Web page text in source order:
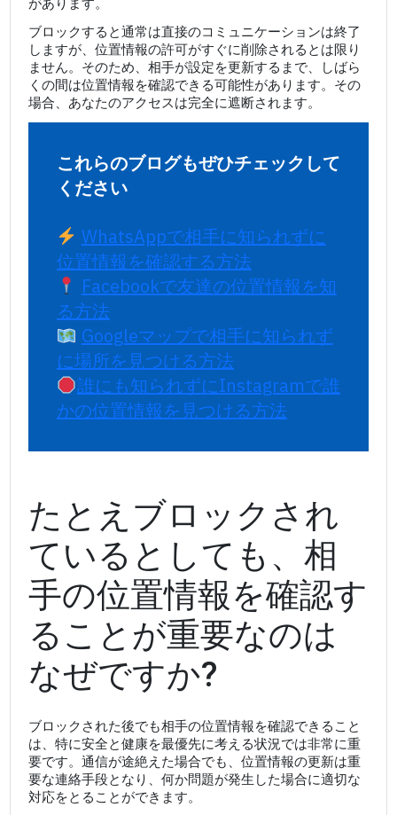
ブロックすると通常は直接のコミュニケーションは終了
しますが、位置情報の許可がすぐに削除されるとは限り
ません。そのため、相手が設定を更新するまで、しばら
くの間は位置情報を確認できる可能性があります。その
場合、あなたのアクセスは完全に遮断されます。
これらのブログもぜひチェックして
ください
WhatsAppで相手に知られずに
位置情報を確認する方法
Facebookで友達の位置情報を知
る方法
Googleマップで相手に知られず
に場所を見つける方法
誰にも知られずにInstagramで誰
かの位置情報を見つける方法
たとえブロックされ
ているとしても、相
手の位置情報を確認す
ることが重要なのは
なぜですか?
ブロックされた後でも相手の位置情報を確認できること
は、特に安全と健康を最優先に考える状況では非常に重
要です。通信が途絶えた場合でも、位置情報の更新は重
要な連絡手段となり、何か問題が発生した場合に適切な
対応をとることができます。